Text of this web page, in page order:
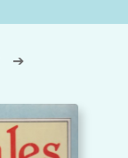
➔